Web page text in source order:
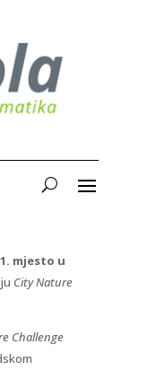
1. mjesto u
City Nature
Challenge